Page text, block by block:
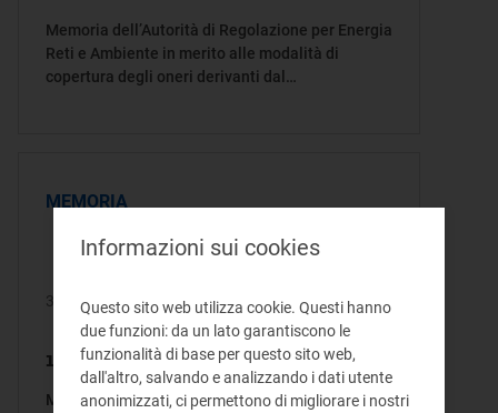
Memoria dell’Autorità di Regolazione per Energia
Reti e Ambiente in merito alle modalità di
copertura degli oneri derivanti dal
MEMORIA
30/04/2024
161/2024/I/com
Memoria dell’Autorità di Regolazione per Energia
Informazioni sui cookies
Questo sito web utilizza cookie. Questi hanno
due funzioni: da un lato garantiscono le
funzionalità di base per questo sito web,
dall'altro, salvando e analizzando i dati utente
anonimizzati, ci permettono di migliorare i nostri